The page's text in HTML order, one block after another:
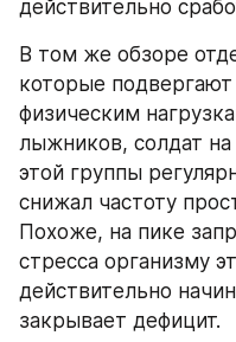
действительно
В том же обзоре
которые
физическим
лыжников, солдат на
этой группы
снижал частоту
Похоже, на пике
стресса организму
действительно
закрывает дефицит.